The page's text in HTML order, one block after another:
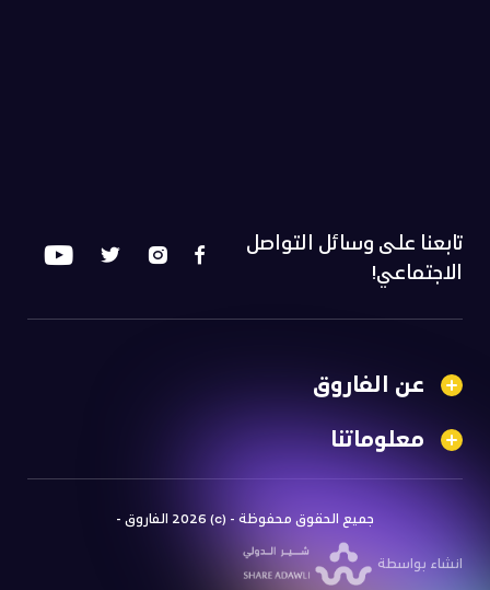
عن الفاروق
معلوماتنا
تابعنا على وسائل التواصل
الاجتماعي!
جميع الحقوق محفوظة - (c) 2026 الفاروق -
انشاء بواسطة